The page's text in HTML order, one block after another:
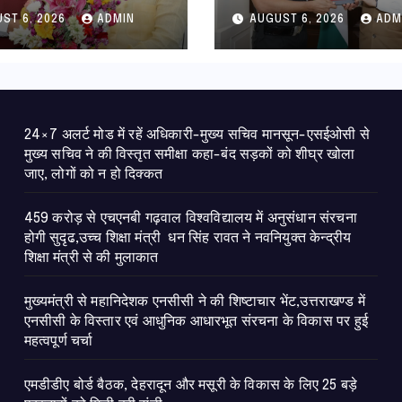
संरचना होगी
शिक्षा मंत्री धन
ने नवनियुक्त
6, 2026 ADMIN
भेंट,उत्तराखण्ड में
विस्तार एवं आधुनिक
आधारभूत संरचना के
AUGUST 6, 2026
24×7 अलर्ट मोड में रहें अधिकारी-मुख्य सचिव मानसून-एसईओसी से
मुख्य सचिव ने की विस्तृत समीक्षा कहा-बंद सड़कों को शीघ्र खोला
जाए, लोगों को न हो दिक्कत
459 करोड़ से एचएनबी गढ़वाल विश्वविद्यालय में अनुसंधान संरचना
होगी सुदृढ,उच्च शिक्षा मंत्री धन सिंह रावत ने नवनियुक्त केन्द्रीय
शिक्षा मंत्री से की मुलाकात
मुख्यमंत्री से महानिदेशक एनसीसी ने की शिष्टाचार भेंट,उत्तराखण्ड में
एनसीसी के विस्तार एवं आधुनिक आधारभूत संरचना के विकास पर हुई
महत्वपूर्ण चर्चा
एमडीडीए बोर्ड बैठक, देहरादून और मसूरी के विकास के लिए 25 बड़े